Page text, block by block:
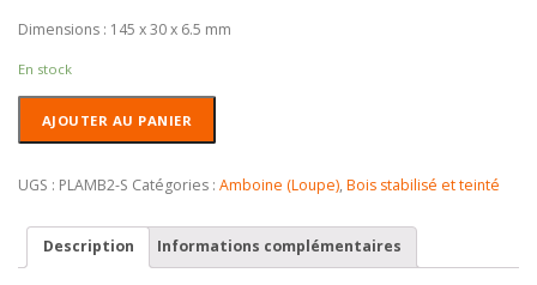
Dimensions : 145 x 30 x 6.5 mm
En stock
de
en
Loupe
d'Amboine
AJOUTER AU PANIER
UGS : PLAMB2-S Catégories : Amboine (Loupe), Bois stabilisé et teinté
Description Informations complémentaires